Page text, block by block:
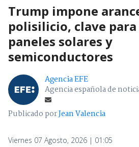
Agencia EFE
Agencia española de
Publicado por Jean Valencia
Seguimos criterios de
5375